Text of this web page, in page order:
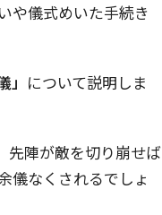
や儀式めいた手続き
」 について説明しま
先陣が敵を切り崩せば
儀なくされるでしょ